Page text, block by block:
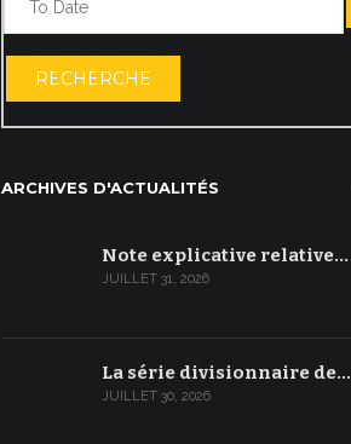
RECHERCHE
ARCHIVES D'ACTUALITÉS
Note explicative relative…
JUILLET 31, 2026
La série divisionnaire de…
JUILLET 30, 2026